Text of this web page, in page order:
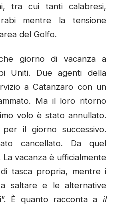
tra cui tanti calabresi,
mentre la tensione
del Golfo.
giorno di vacanza a
Uniti. Due agenti della
a Catanzaro con un
Ma il loro ritorno
volo è stato annullato.
per il giorno successivo.
cancellato. Da quel
vacanza è ufficialmente
tasca propria, mentre i
saltare e le alternative
È quanto racconta a il